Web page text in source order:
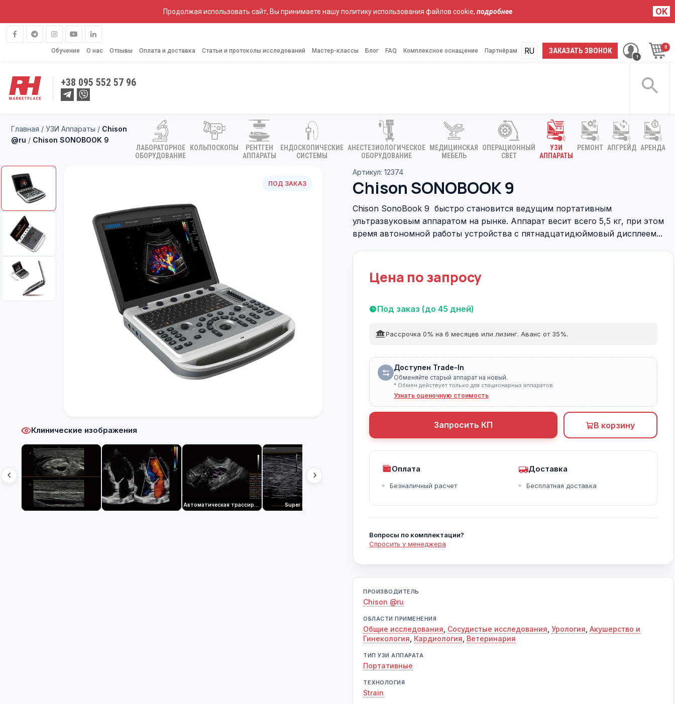
Продолжая использовать сайт, Вы принимаете нашу политику использования файлов cookie, подробнее OK
Обучение О нас Отзывы Оплата и доставка Статьи и протоколы исследований Мастер-классы Блог FAQ Комплексное оснащение Партнёрам ЗАКАЗАТЬ ЗВОНОК
RU
UA
+38 095 552 57 96
ЛАБОРАТОРНОЕ
ОБОРУДОВАНИЕ
КОЛЬПОСКОПЫ
РЕНТГЕН
АППАРАТЫ
ЕНДОСКОПИЧЕСКИЕ
СИСТЕМЫ
АНЕСТЕЗИОЛОГИЧЕСКОЕ
ОБОРУДОВАНИЕ
МЕДИЦИНСКАЯ
МЕБЕЛЬ
ОПЕРАЦИОННЫЙ
СВЕТ
УЗИ
АППАРАТЫ
РЕМОНТ АПГРЕЙД АРЕНДА
Главная / УЗИ Аппараты / Chison
@ru / Chison SONOBOOK 9
ПОД ЗАКАЗ
Клинические изображения
Super Needle Виртуальный HD Панорамный снимок в режиме реального времени Стресс-эхокардиография Vessel, PW mode
Артикул: 12374
Chison SONOBOOK 9
Chison SonoBook 9 быстро становится ведущим портативным
ультразвуковым аппаратом на рынке. Аппарат весит всего 5,5 кг, при этом
время автономной работы устройства с пятнадцатидюймовый дисплеем...
Цена по запросу
Под заказ (до 45 дней)
Рассрочка 0% на 6 месяцев или лизинг. Аванс от 35%.
Доступен Trade-In
Обменяйте старый аппарат на новый.
* Обмен действует только для стационарных аппаратов.
Узнать оценочную стоимость
Запросить КП В корзину
Оплата
Безналичный расчет
Доставка
Бесплатная доставка
Вопросы по комплектации?
Спросить у менеджера
ПРОИЗВОДИТЕЛЬ
Chison @ru
ОБЛАСТИ ПРИМЕНЕНИЯ
Общие исследования Сосудистые исследования Урология Акушерство и
Гинекология Кардиология Ветеринария
ТИП УЗИ АППАРАТА
Портативные
ТЕХНОЛОГИЯ
Strain